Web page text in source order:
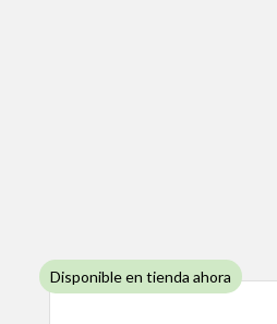
Disponible en tienda ahora